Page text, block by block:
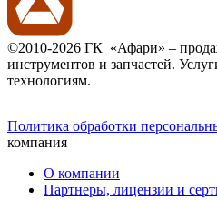
©2010-2026 ГК «Афари» –
инструментов и запчастей.
технологиям.
Политика обработки
компания
О компании
Партнеры, лицензии и